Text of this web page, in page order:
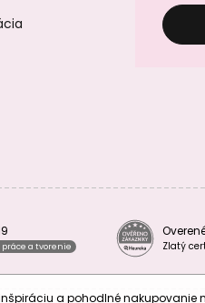
a tvorenie Zlatý
a pohodlné